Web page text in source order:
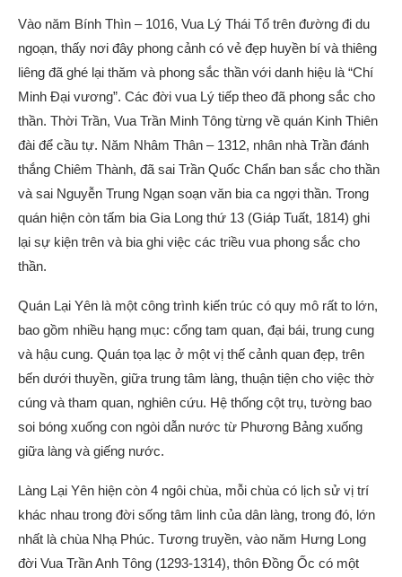
Vào năm Bính Thìn – 1016, Vua Lý Thái Tổ trên đường đi du
ngoạn, thấy nơi đây phong cảnh có vẻ đẹp huyền bí và thiêng
liêng đã ghé lại thăm và phong sắc thần với danh hiệu là “Chí
Minh Đại vương”. Các đời vua Lý tiếp theo đã phong sắc cho
thần. Thời Trần, Vua Trần Minh Tông từng về quán Kinh Thiên
đài để cầu tự. Năm Nhâm Thân – 1312, nhân nhà Trần đánh
thắng Chiêm Thành, đã sai Trần Quốc Chẩn ban sắc cho thần
và sai Nguyễn Trung Ngạn soạn văn bia ca ngợi thần. Trong
quán hiện còn tấm bia Gia Long thứ 13 (Giáp Tuất, 1814) ghi
lại sự kiện trên và bia ghi việc các triều vua phong sắc cho
thần.
Quán Lại Yên là một công trình kiến trúc có quy mô rất to lớn,
bao gồm nhiều hạng mục: cổng tam quan, đại bái, trung cung
và hậu cung. Quán tọa lạc ở một vị thế cảnh quan đẹp, trên
bến dưới thuyền, giữa trung tâm làng, thuận tiện cho việc thờ
cúng và tham quan, nghiên cứu. Hệ thống cột trụ, tường bao
soi bóng xuống con ngòi dẫn nước từ Phương Bảng xuống
giữa làng và giếng nước.
Làng Lại Yên hiện còn 4 ngôi chùa, mỗi chùa có lịch sử vị trí
khác nhau trong đời sống tâm linh của dân làng, trong đó, lớn
nhất là chùa Nhạ Phúc. Tương truyền, vào năm Hưng Long
đời Vua Trần Anh Tông (1293-1314), thôn Đồng Ốc có một